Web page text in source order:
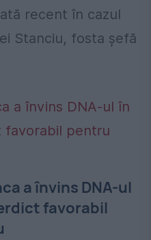
recent în cazul
Stanciu, fosta șefă
a învins DNA-ul
favorabil